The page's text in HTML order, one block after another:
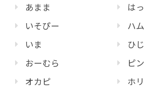
あまま
いそぴー
いま
おーむら
オカピ
は
ハ
ひ
ピ
ホリ